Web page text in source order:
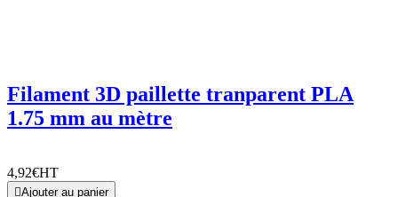
Filament 3D paillette tranparent PLA
1.75 mm au mètre
4,92€HT
Ajouter au panier